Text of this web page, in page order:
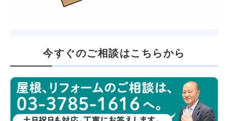
今すぐのご相談はこちらから